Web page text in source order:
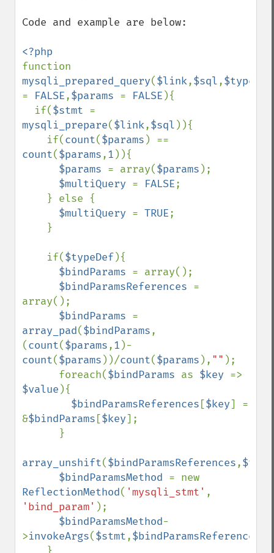
Code and example are below:
mysqli_prepared_query($link,$sql,
= FALSE,$params = FALSE ){
  if(
$stmt
mysqli_prepare($link,$sql )){
    if(
count($params
count($params,1 )){
$params = array($params );
$multiQuery = FALSE;
$multiQuery = TRUE;
    if(
$typeDef){
$bindParams = array();
$bindParamsReferences =
array();
$bindParams
array_pad($bindParams,
(count($params,1 )-
count($params ))/count($params ), "" );
      foreach(
$bindParams as $key
$value ){
$bindParamsReferences [$key] =
&$bindParams [$key];
array_unshift($bindParamsReferences,
$bindParamsMethod
ReflectionMethod( 'mysqli_stmt'
'bind_param' );
$bindParamsMethod-
>invokeArgs($stmt,$bindParamsReferences